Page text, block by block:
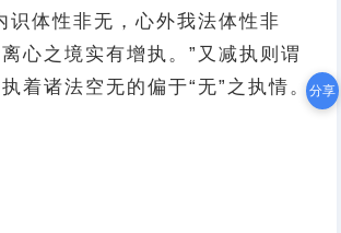
识体性非无，心外我法体性非
心之境实有增执。”又减执则谓
着诸法空无的偏于“无”之执情。分享